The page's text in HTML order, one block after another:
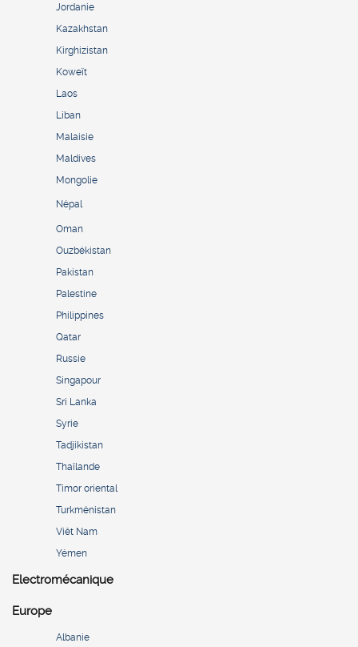
Jordanie
Kazakhstan
Kirghizistan
Koweït
Laos
Liban
Malaisie
Maldives
Mongolie
Népal
Oman
Ouzbékistan
Pakistan
Palestine
Philippines
Qatar
Russie
Singapour
Sri Lanka
Syrie
Tadjikistan
Thaïlande
Timor oriental
Turkménistan
Viêt Nam
Yémen
Electromécanique
Europe
Albanie